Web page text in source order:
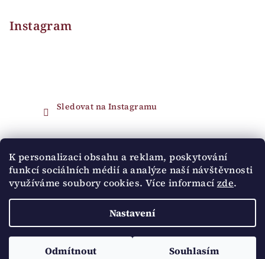
K personalizaci obsahu a reklam, poskytování
funkcí sociálních médií a analýze naší návštěvnosti
využíváme soubory cookies. Více informací zde.
Nastavení
Odmítnout Souhlasím
Instagram
Sledovat na Instagramu
Přijímáme online platby
Copyright 2026Pipa Ateliér. Všechna práva vyhrazena.
Upravit nastavení cookies